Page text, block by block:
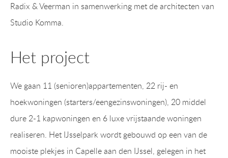
Radix & Veerman in samenwerking met de architecten van
Studio Komma.
Het project
We gaan 11 (senioren)appartementen, 22 rij- en
hoekwoningen (starters/eengezinswoningen), 20 middel
dure 2-1 kapwoningen en 6 luxe vrijstaande woningen
realiseren. Het IJsselpark wordt gebouwd op een van de
mooiste plekjes in Capelle aan den IJssel, gelegen in het